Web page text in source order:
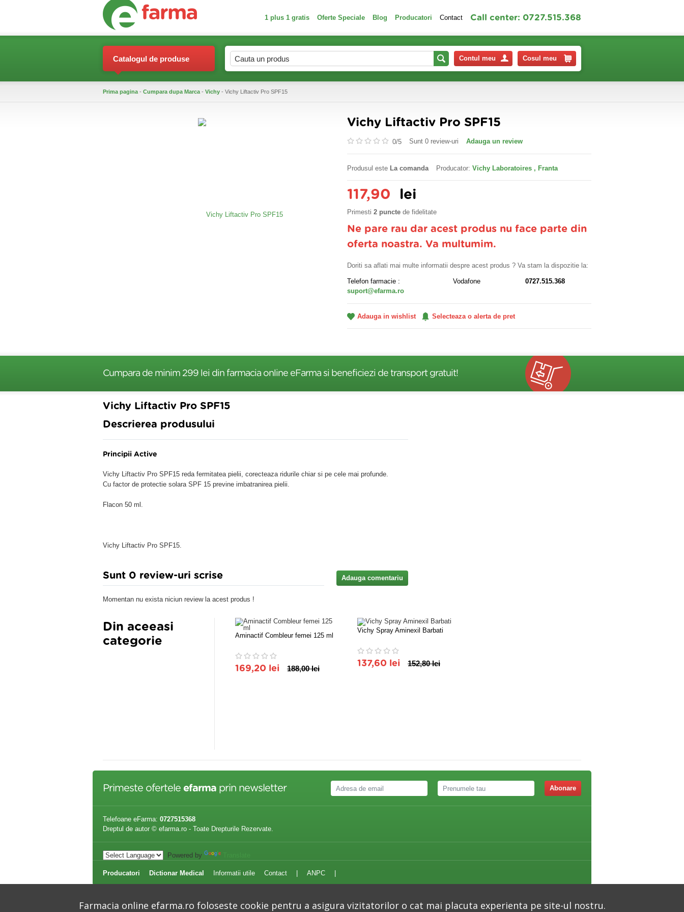
1 plus 1 gratis Oferte Speciale Blog Producatori Contact Call center: 0727.515.368
Catalogul de produse Contul meu Cosul meu
Prima pagina - Cumpara dupa Marca - Vichy - Vichy Liftactiv Pro SPF15
Vichy Liftactiv Pro SPF15
0/5 Sunt 0 review-uri Adauga un review
Produsul este La comanda Producator: Vichy Laboratoires , Franta
117,90 lei
Primesti 2 puncte de fidelitate
Ne pare rau dar acest produs nu face parte din
oferta noastra. Va multumim.
Doriti sa aflati mai multe informatii despre acest produs ? Va stam la dispozitie la:
Telefon farmacie : Vodafone
0727.515.368
suport@efarma.ro
Adauga in wishlist Selecteaza o alerta de pret
Cumpara de minim 299 lei din farmacia online eFarma si beneficiezi de transport gratuit!
Vichy Liftactiv Pro SPF15
Descrierea produsului
Principii Active
Vichy Liftactiv Pro SPF15 reda fermitatea pielii, corecteaza ridurile chiar si pe cele mai profunde.
Cu factor de protectie solara SPF 15 previne imbatranirea pielii.
Flacon 50 ml.
Vichy Liftactiv Pro SPF15.
Sunt 0 review-uri scrise Adauga comentariu
Momentan nu exista niciun review la acest produs !
Din aceeasi
categorie
Aminactif Combleur femei 125 ml
169,20 lei 188,00 lei
Vichy Spray Aminexil Barbati
137,60 lei 152,80 lei
Primeste ofertele efarma prin newsletter Abonare
Telefoane eFarma: 0727515368
Dreptul de autor © efarma.ro - Toate Drepturile Rezervate.
Powered by
Producatori Dictionar Medical Informatii utile Contact ANPC
Farmacia online efarma.ro foloseste cookie pentru a asigura vizitatorilor o cat mai placuta experienta pe site-ul nostru.